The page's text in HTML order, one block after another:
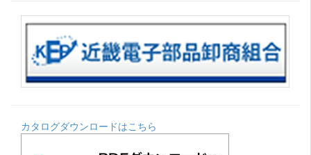
カタログダウンロードはこちら